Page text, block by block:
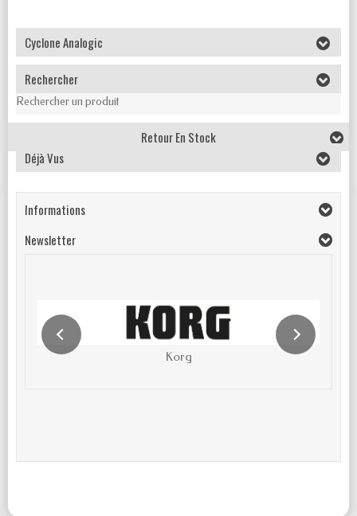
Cyclone Analogic
Rechercher
Rechercher un produit
Retour En Stock
Déjà Vus
Informations
Newsletter
Korg